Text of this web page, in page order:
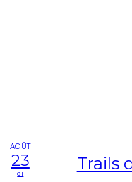
AOÛT
23
di Trails